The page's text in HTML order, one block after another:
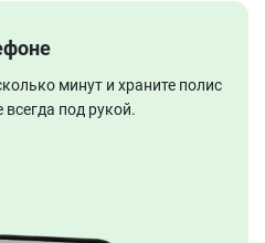
минут и храните полис
под рукой.